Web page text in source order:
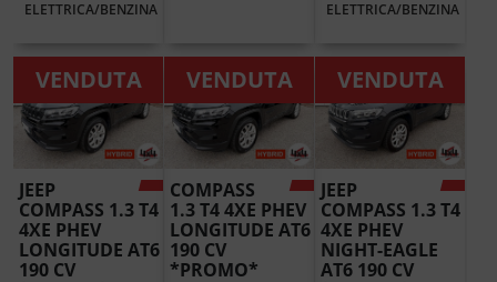
ELETTRICA/BENZINA
ELETTRICA/BENZINA
VENDUTA
JEEP
COMPASS 1.3 T4
4XE PHEV
LONGITUDE AT6
190 CV
VENDUTA
COMPASS
1.3 T4 4XE PHEV
LONGITUDE AT6
190 CV
*PROMO*
VENDUTA
JEEP
COMPASS 1.3 T4
4XE PHEV
NIGHT-EAGLE
AT6 190 CV